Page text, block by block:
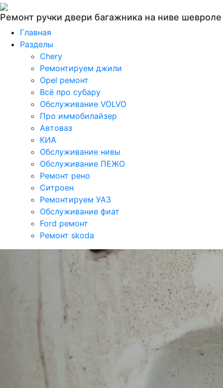
Ремонт ручки двери багажника на ниве шевроле
Главная
Разделы
Chery
Ремонтируем джили
Opel ремонт
Всё про субару
Обслуживание VOLVO
Про иммобилайзер
Автоваз
КИА
Обслуживание нивы
Обслуживание ПЕЖО
Ремонт рено
Ситроен
Ремонтируем УАЗ
Обслуживание фиат
Ford ремонт
Ремонт skoda